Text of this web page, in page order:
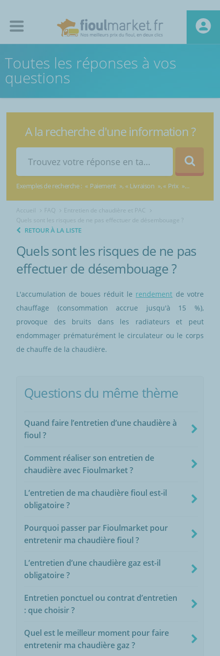
Toutes les réponses à vos
questions
A la recherche d'une information ?
Exemples de recherche : Paiement Livraison Prix
Accueil FAQ
Entretien de chaudière et PAC
Quels sont les risques de ne pas effectuer de désembouage ?
RETOUR À LA LISTE
Quels sont les risques de ne pas
effectuer de désembouage ?
L'accumulation de boues réduit le rendement de votre
chauffage (consommation accrue jusqu'à 15 %),
provoque des bruits dans les radiateurs et peut
endommager prématurément le circulateur ou le corps
de chauffe de la chaudière.
Questions du même thème
Quand faire l’entretien d’une chaudière à
fioul ?
Comment réaliser son entretien de
chaudière avec Fioulmarket ?
L’entretien de ma chaudière fioul est-il
obligatoire ?
Pourquoi passer par Fioulmarket pour
entretenir ma chaudière fioul ?
L’entretien d’une chaudière gaz est-il
obligatoire ?
Entretien ponctuel ou contrat d’entretien
: que choisir ?
Quel est le meilleur moment pour faire
entretenir ma chaudière gaz ?